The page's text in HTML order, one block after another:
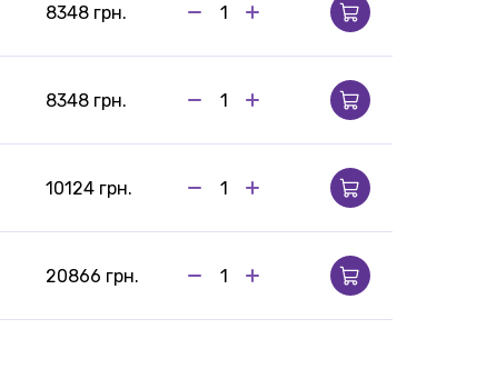
8348 грн.
8348 грн.
10124 грн.
20866 грн.